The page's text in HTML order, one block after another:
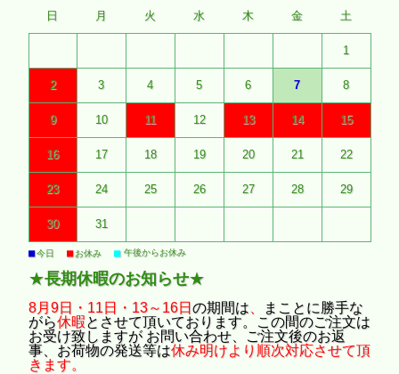
日 月 火 水 木 金 土
1
2 3 4 5 6 7 8
9 10 11 12 13 14 15
16 17 18 19 20 21 22
23 24 25 26 27 28 29
30 31
■今日 ■ お休み ■ 午後からお休み
★長期休暇のお知らせ★
8月9日・11日・13～16日の期間は
まことに勝手な
がら休暇とさせて頂いております。この間のご注文は
お受け致しますが お問い合わせ、ご注文後のお返
事、お荷物の発送等は休み明けより順次対応させて頂
きます。